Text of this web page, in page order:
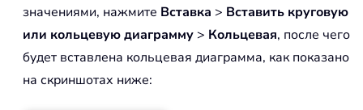
значениями, нажмите Вставка > Вставить круговую
или кольцевую диаграмму > Кольцевая, после чего
будет вставлена кольцевая диаграмма, как показано
на скриншотах ниже: